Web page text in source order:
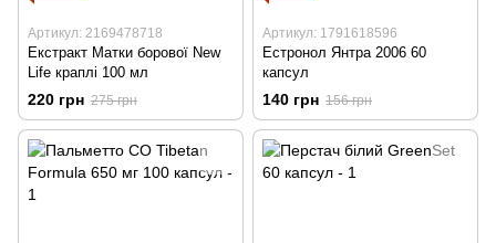
Артикул: 2169478718
Екстракт Матки борової New
Life краплі 100 мл
220 грн 275 грн
Артикул: 1791618596
Естронол Янтра 2006 60
капсул
140 грн 156 грн